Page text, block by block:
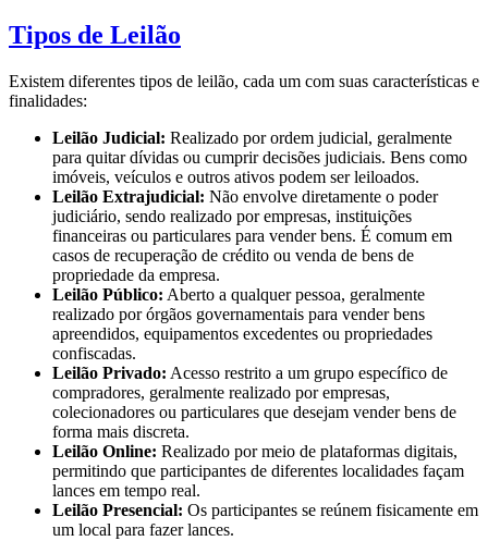
Tipos de Leilão
Existem diferentes tipos de leilão, cada um com suas características e
finalidades:
Leilão Judicial: Realizado por ordem judicial, geralmente
para quitar dívidas ou cumprir decisões judiciais. Bens como
imóveis, veículos e outros ativos podem ser leiloados.
Leilão Extrajudicial: Não envolve diretamente o poder
judiciário, sendo realizado por empresas, instituições
financeiras ou particulares para vender bens. É comum em
casos de recuperação de crédito ou venda de bens de
propriedade da empresa.
Leilão Público: Aberto a qualquer pessoa, geralmente
realizado por órgãos governamentais para vender bens
apreendidos, equipamentos excedentes ou propriedades
confiscadas.
Leilão Privado: Acesso restrito a um grupo específico de
compradores, geralmente realizado por empresas,
colecionadores ou particulares que desejam vender bens de
forma mais discreta.
Leilão Online: Realizado por meio de plataformas digitais,
permitindo que participantes de diferentes localidades façam
lances em tempo real.
Leilão Presencial: Os participantes se reúnem fisicamente em
um local para fazer lances.